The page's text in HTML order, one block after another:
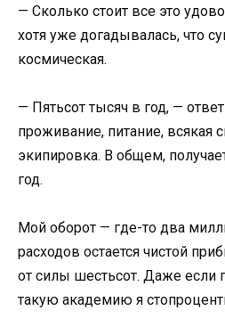
— Сколько стоит все это
хотя уже догадывалась, что
космическая.
— Пятьсот тысяч в год, —
проживание, питание, всякая
экипировка. В общем,
год.
Мой оборот — где-то два
расходов остается чистой
от силы шестьсот. Даже если
такую академию я